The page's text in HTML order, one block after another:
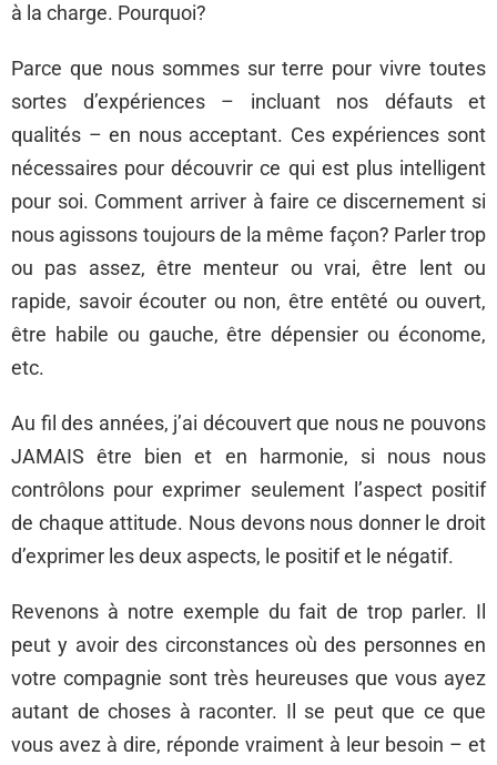
à la charge. Pourquoi?
Parce que nous sommes sur terre pour vivre toutes
sortes d’expériences – incluant nos défauts et
qualités – en nous acceptant. Ces expériences sont
nécessaires pour découvrir ce qui est plus intelligent
pour soi. Comment arriver à faire ce discernement si
nous agissons toujours de la même façon? Parler trop
ou pas assez, être menteur ou vrai, être lent ou
rapide, savoir écouter ou non, être entêté ou ouvert,
être habile ou gauche, être dépensier ou économe,
etc.
Au fil des années, j’ai découvert que nous ne pouvons
JAMAIS être bien et en harmonie, si nous nous
contrôlons pour exprimer seulement l’aspect positif
de chaque attitude. Nous devons nous donner le droit
d’exprimer les deux aspects, le positif et le négatif.
Revenons à notre exemple du fait de trop parler. Il
peut y avoir des circonstances où des personnes en
votre compagnie sont très heureuses que vous ayez
autant de choses à raconter. Il se peut que ce que
vous avez à dire, réponde vraiment à leur besoin – et